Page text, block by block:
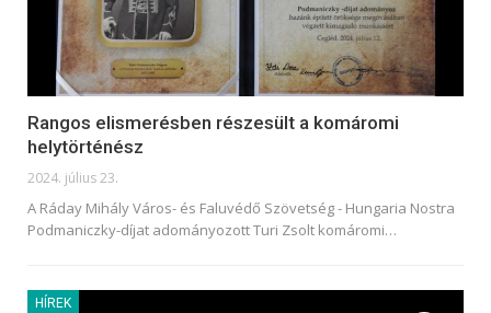
Rangos elismerésben részesült a komáromi
helytörténész
2024. július 23.
A Ráday Mihály Város- és Faluvédő Szövetség - Hungaria Nostra
Podmaniczky-díjat adományozott Turi Zsolt komáromi…
HÍREK